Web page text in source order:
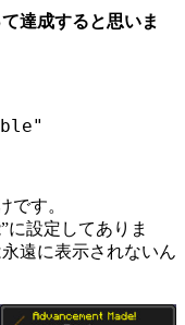
達成すると思いま
です。
に設定してありま
遠に表示されないん